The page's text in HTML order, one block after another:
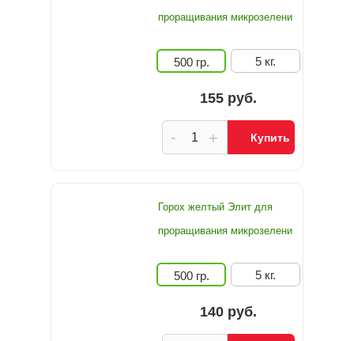
проращивания микрозелени
500 гр. 5 кг.
155 руб.
+
- Купить
Горох желтый Элит для
проращивания микрозелени
500 гр. 5 кг.
140 руб.